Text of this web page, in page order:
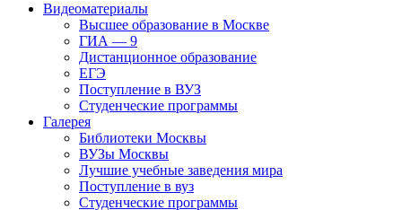
Видеоматериалы
Высшее образование в Москве
ГИА — 9
Дистанционное образование
ЕГЭ
Поступление в ВУЗ
Студенческие программы
Галерея
Библиотеки Москвы
ВУЗы Москвы
Лучшие учебные заведения мира
Поступление в вуз
Студенческие программы